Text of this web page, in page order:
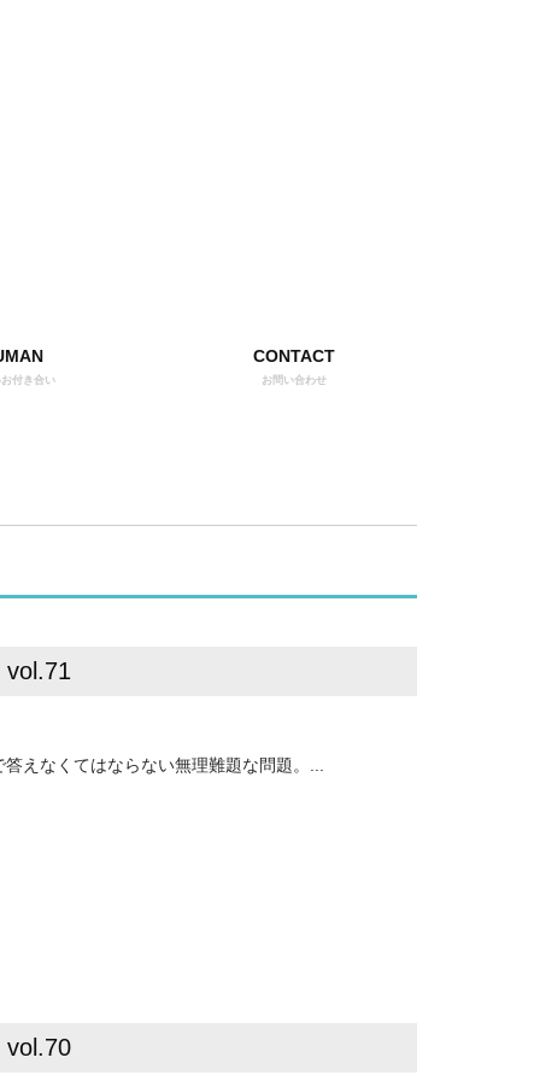
付き合い
CONTACT
お問い合わせ
vol.71
えなくてはならない無理難題な問題。...
vol.70